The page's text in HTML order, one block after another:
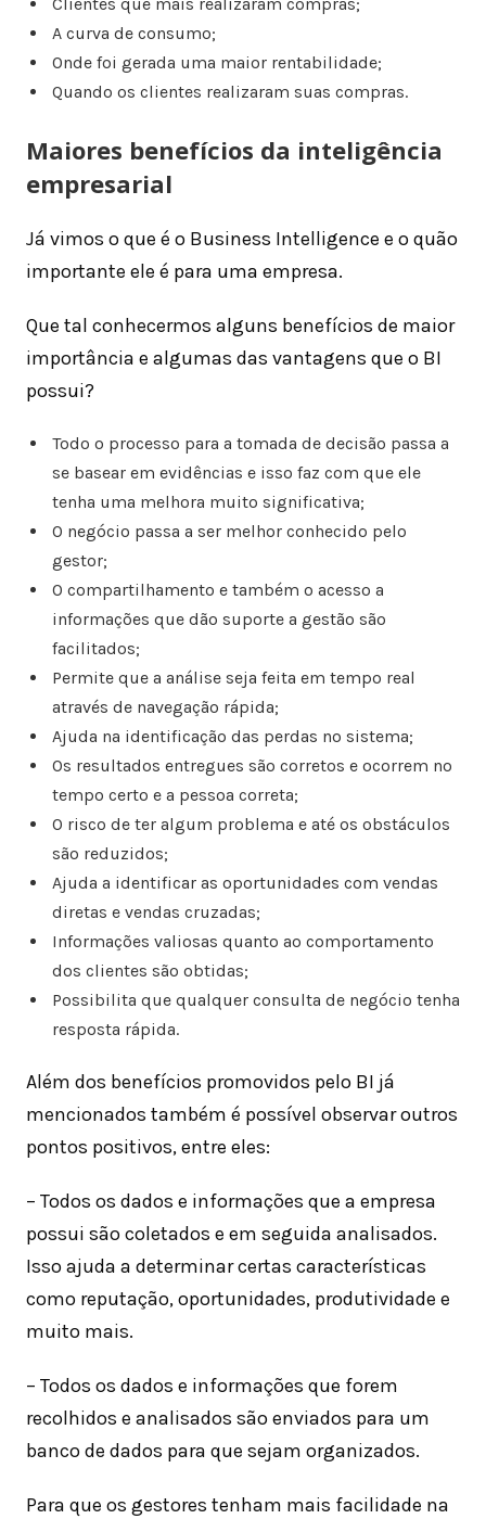
Clientes que mais realizaram compras;
A curva de consumo;
Onde foi gerada uma maior rentabilidade;
Quando os clientes realizaram suas compras.
Maiores benefícios da inteligência
empresarial
Já vimos o que é o Business Intelligence e o quão
importante ele é para uma empresa.
Que tal conhecermos alguns benefícios de maior
importância e algumas das vantagens que o BI
possui?
Todo o processo para a tomada de decisão passa a
se basear em evidências e isso faz com que ele
tenha uma melhora muito significativa;
O negócio passa a ser melhor conhecido pelo
gestor;
O compartilhamento e também o acesso a
informações que dão suporte a gestão são
facilitados;
Permite que a análise seja feita em tempo real
através de navegação rápida;
Ajuda na identificação das perdas no sistema;
Os resultados entregues são corretos e ocorrem no
tempo certo e a pessoa correta;
O risco de ter algum problema e até os obstáculos
são reduzidos;
Ajuda a identificar as oportunidades com vendas
diretas e vendas cruzadas;
Informações valiosas quanto ao comportamento
dos clientes são obtidas;
Possibilita que qualquer consulta de negócio tenha
resposta rápida.
Além dos benefícios promovidos pelo BI já
mencionados também é possível observar outros
pontos positivos, entre eles:
– Todos os dados e informações que a empresa
possui são coletados e em seguida analisados.
Isso ajuda a determinar certas características
como reputação, oportunidades, produtividade e
muito mais.
– Todos os dados e informações que forem
recolhidos e analisados são enviados para um
banco de dados para que sejam organizados.
Para que os gestores tenham mais facilidade na